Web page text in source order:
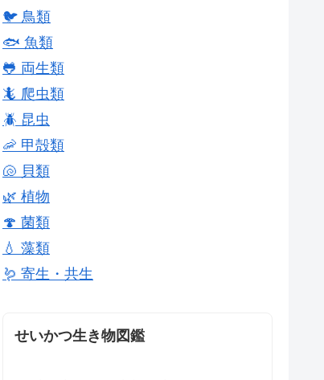
🐦 鳥類
🐟 魚類
🐸 両生類
🦎 爬虫類
🪲 昆虫
🦐 甲殻類
🐚 貝類
🌿 植物
🍄 菌類
💧 藻類
🪱 寄生・共生
せいかつ生き物図鑑